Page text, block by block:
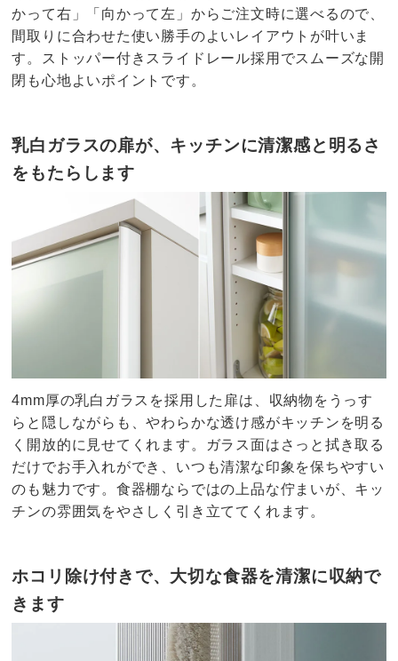
かって右」「向かって左」からご注文時に選べるので、
間取りに合わせた使い勝手のよいレイアウトが叶いま
す。ストッパー付きスライドレール採用でスムーズな開
閉も心地よいポイントです。
乳白ガラスの扉が、キッチンに清潔感と明るさ
をもたらします
4mm厚の乳白ガラスを採用した扉は、収納物をうっす
らと隠しながらも、やわらかな透け感がキッチンを明る
く開放的に見せてくれます。ガラス面はさっと拭き取る
だけでお手入れができ、いつも清潔な印象を保ちやすい
のも魅力です。食器棚ならではの上品な佇まいが、キッ
チンの雰囲気をやさしく引き立ててくれます。
ホコリ除け付きで、大切な食器を清潔に収納で
きます